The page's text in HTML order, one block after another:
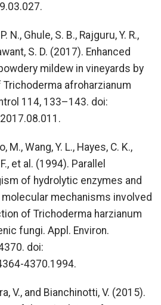
N., Ghule, S. B., Rajguru, Y. R.,
S. D. (2017). Enhanced
mildew in vineyards by
afroharzianum
114, 133–143. doi:
Wang, Y. L., Hayes, C. K.,
et al. (1994). Parallel
of hydrolytic enzymes and
mechanisms involved
of Trichoderma harzianum
fungi. Appl. Environ.
doi:
4370.1994.
V., and Bianchinotti, V. (2015).